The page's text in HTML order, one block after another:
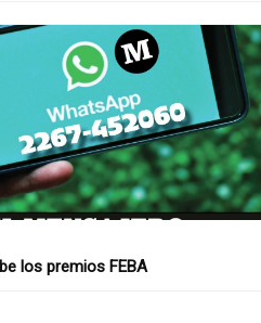
los premios FEBA